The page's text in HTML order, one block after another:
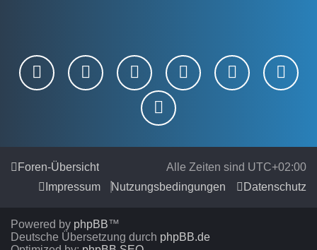
Foren-Übersicht Alle Zeiten sind UTC+02:00
Datenschutz
Nutzungsbedingungen
Impressum
Powered by phpBB™
Deutsche Übersetzung durch phpBB.de